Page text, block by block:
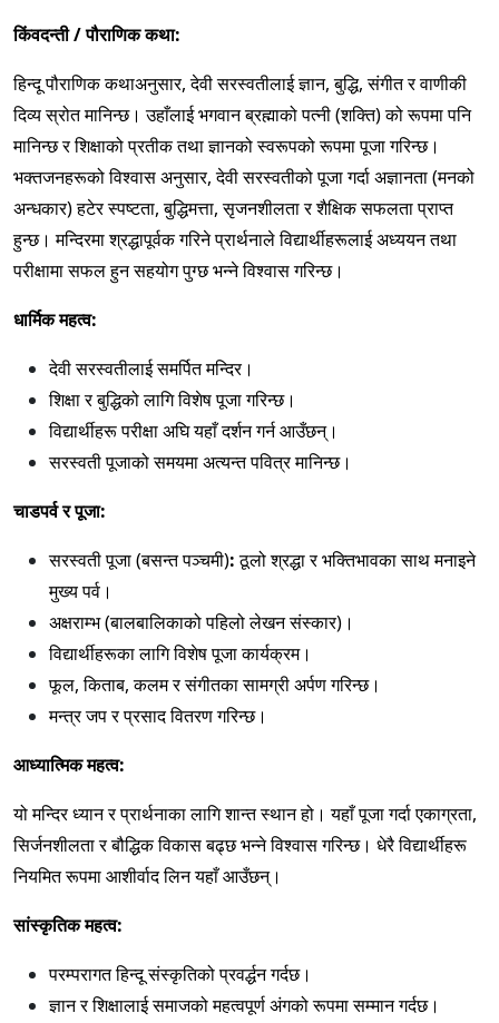
किंवदन्ती / पौराणिक कथा:
हिन्दू पौराणिक कथाअनुसार, देवी सरस्वतीलाई ज्ञान, बुद्धि, संगीत र वाणीकी
दिव्य स्रोत मानिन्छ। उहाँलाई भगवान ब्रह्माको पत्नी (शक्ति) को रूपमा पनि
मानिन्छ र शिक्षाको प्रतीक तथा ज्ञानको स्वरूपको रूपमा पूजा गरिन्छ।
भक्तजनहरूको विश्वास अनुसार, देवी सरस्वतीको पूजा गर्दा अज्ञानता (मनको
अन्धकार) हटेर स्पष्टता, बुद्धिमत्ता, सृजनशीलता र शैक्षिक सफलता प्राप्त
हुन्छ। मन्दिरमा श्रद्धापूर्वक गरिने प्रार्थनाले विद्यार्थीहरूलाई अध्ययन तथा
परीक्षामा सफल हुन सहयोग पुग्छ भन्ने विश्वास गरिन्छ।
धार्मिक महत्व:
देवी सरस्वतीलाई समर्पित मन्दिर।
शिक्षा र बुद्धिको लागि विशेष पूजा गरिन्छ।
विद्यार्थीहरू परीक्षा अघि यहाँ दर्शन गर्न आउँछन्।
सरस्वती पूजाको समयमा अत्यन्त पवित्र मानिन्छ।
चाडपर्व र पूजा:
सरस्वती पूजा (बसन्त पञ्चमी):ठूलो श्रद्धा र भक्तिभावका साथ मनाइने
मुख्य पर्व।
अक्षराम्भ (बालबालिकाको पहिलो लेखन संस्कार)।
विद्यार्थीहरूका लागि विशेष पूजा कार्यक्रम।
फूल, किताब, कलम र संगीतका सामग्री अर्पण गरिन्छ।
मन्त्र जप र प्रसाद वितरण गरिन्छ।
आध्यात्मिक महत्व:
यो मन्दिर ध्यान र प्रार्थनाका लागि शान्त स्थान हो। यहाँ पूजा गर्दा एकाग्रता,
सिर्जनशीलता र बौद्धिक विकास बढ्छ भन्ने विश्वास गरिन्छ। धेरै विद्यार्थीहरू
नियमित रूपमा आशीर्वाद लिन यहाँ आउँछन्।
सांस्कृतिक महत्व:
परम्परागत हिन्दू संस्कृतिको प्रवर्द्धन गर्दछ।
ज्ञान र शिक्षालाई समाजको महत्वपूर्ण अंगको रूपमा सम्मान गर्दछ।